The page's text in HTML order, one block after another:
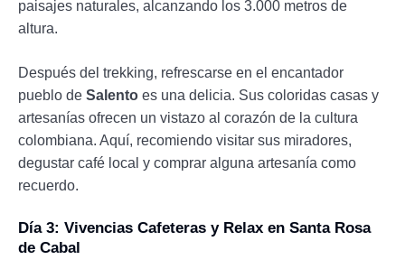
paisajes naturales, alcanzando los 3.000 metros de
altura.
Después del trekking, refrescarse en el encantador
pueblo de Salento es una delicia. Sus coloridas casas y
artesanías ofrecen un vistazo al corazón de la cultura
colombiana. Aquí, recomiendo visitar sus miradores,
degustar café local y comprar alguna artesanía como
recuerdo.
Día 3: Vivencias Cafeteras y Relax en Santa Rosa
de Cabal